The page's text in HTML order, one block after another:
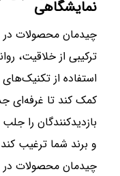
نمایشگاهی
چیدمان محصولات
ترکیبی از خلاقیت،
استفاده از
کمک کند تا غرفه‌ای
بازدیدکنندگان را
و برند شما ترغیب
چیدمان محصولات در